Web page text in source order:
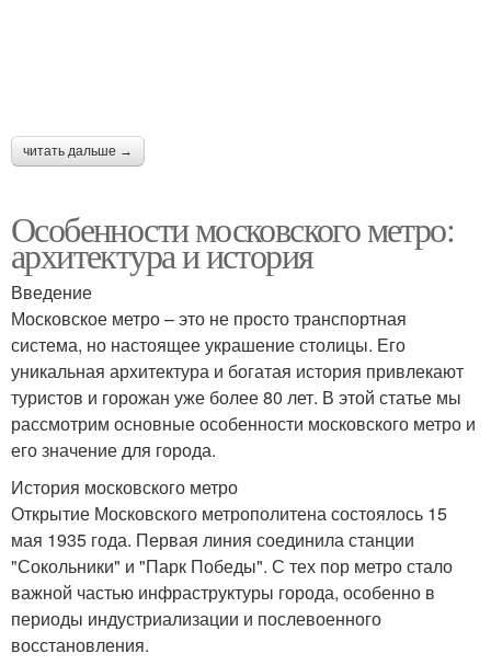
читать дальше →
Особенности московского метро:
архитектура и история
Введение
Московское метро – это не просто транспортная
система, но настоящее украшение столицы. Его
уникальная архитектура и богатая история привлекают
туристов и горожан уже более 80 лет. В этой статье мы
рассмотрим основные особенности московского метро и
его значение для города.
История московского метро
Открытие Московского метрополитена состоялось 15
мая 1935 года. Первая линия соединила станции
"Сокольники" и "Парк Победы". С тех пор метро стало
важной частью инфраструктуры города, особенно в
периоды индустриализации и послевоенного
восстановления.